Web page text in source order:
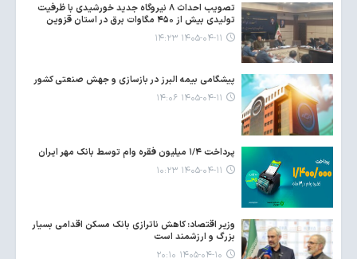
تصویب احداث ۸ نیروگاه جدید خورشیدی با ظرفیت
تولیدی بیش از ۴۵۰ مگاوات برق در استان قزوین
۱۴۰۵-۰۴-۱۱ ۱۴:۲۳
پیشگامی بیمه البرز در بازسازی و جهش صنعتی کشور
۱۴۰۵-۰۴-۱۱ ۱۴:۰۶
پرداخت ۱/۴ میلیون فقره وام توسط بانک مهر ایران
۱۴۰۵-۰۴-۱۱ ۱۰:۲۳
وزیر اقتصاد: کاهش ناترازی بانک مسکن اقدامی بسیار
بزرگ و ارزشمند است
۱۴۰۵-۰۴-۱۰ ۲۰:۱۰